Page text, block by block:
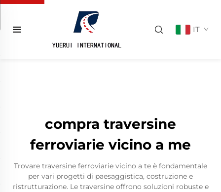
IT
compra traversine
ferroviarie vicino a me
Trovare traversine ferroviarie vicino a te è fondamentale
per vari progetti di paesaggistica, costruzione e
ristrutturazione. Le traversine offrono soluzioni robuste e